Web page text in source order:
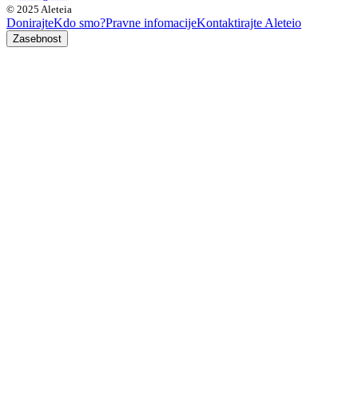
© 2025 Aleteia
DonirajteKdo smo?Pravne infomacijeKontaktirajte Aleteio
Zasebnost